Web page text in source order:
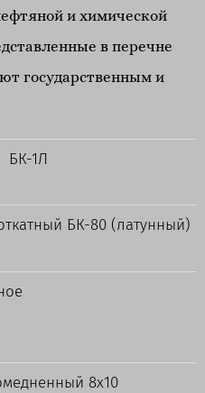
и химической
в перечне
государственным и
БК-1Л
БК-80 (латунный)
омедненный 8х10